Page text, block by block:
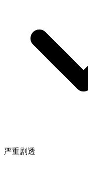
严重剧透